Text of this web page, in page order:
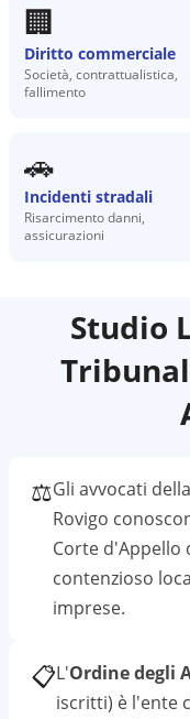
🏢
Diritto commerciale
Società, contrattualistica,
fallimento
🚗
Incidenti stradali
Risarcimento danni,
assicurazioni
Studio
⚖️Gli avvocati
Rovigo
Corte d'Appello
contenzioso
imprese.
📋L'Ordine degli
iscritti) è l'ente